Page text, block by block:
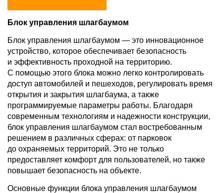
Блок управления шлагбаумом
Блок управления шлагбаумом — это инновационное
устройство, которое обеспечивает безопасность
и эффективность проходной на территорию.
С помощью этого блока можно легко контролировать
доступ автомобилей и пешеходов, регулировать время
открытия и закрытия шлагбаума, а также
программируемые параметры работы. Благодаря
современным технологиям и надежности конструкции,
блок управления шлагбаумом стал востребованным
решением в различных сферах: от парковок
до охраняемых территорий. Это не только
предоставляет комфорт для пользователей, но также
повышает безопасность на объекте.
Основные функции блока управления шлагбаумом